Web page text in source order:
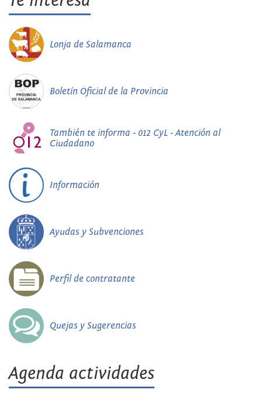
Lonja de Salamanca
Boletín Oficial de la Provincia
También te informa - 012 CyL - Atención al
Ciudadano
Información
Ayudas y Subvenciones
Perfil de contratante
Quejas y Sugerencias
Agenda actividades